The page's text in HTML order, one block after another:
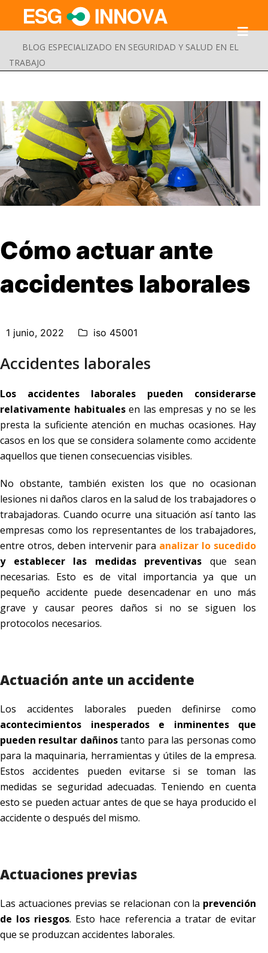
BLOG ESPECIALIZADO EN SEGURIDAD Y SALUD EN EL
TRABAJO
Buscar
Cómo actuar ante
accidentes laborales
1 junio, 2022 iso 45001
Accidentes laborales
Los accidentes laborales pueden considerarse
relativamente habitualesen las empresas y no se les
presta la suficiente atención en muchas ocasiones. Hay
casos en los que se considera solamente como accidente
aquellos que tienen consecuencias visibles.
No obstante, también existen los que no ocasionan
lesiones ni daños claros en la salud de los trabajadores o
trabajadoras. Cuando ocurre una situación así tanto las
empresas como los representantes de los trabajadores,
entre otros, deben intervenir para analizar lo sucedido
y establecer las medidas preventivas que sean
necesarias. Esto es de vital importancia ya que un
pequeño accidente puede desencadenar en uno más
grave y causar peores daños si no se siguen los
protocolos necesarios.
Actuación ante un accidente
Los accidentes laborales pueden definirse como
acontecimientos inesperados e inminentes que
pueden resultar dañinostanto para las personas como
para la maquinaria, herramientas y útiles de la empresa.
Estos accidentes pueden evitarse si se toman las
medidas se seguridad adecuadas. Teniendo en cuenta
esto se pueden actuar antes de que se haya producido el
accidente o después del mismo.
Actuaciones previas
Las actuaciones previas se relacionan con la prevención
de los riesgos. Esto hace referencia a tratar de evitar
que se produzcan accidentes laborales.